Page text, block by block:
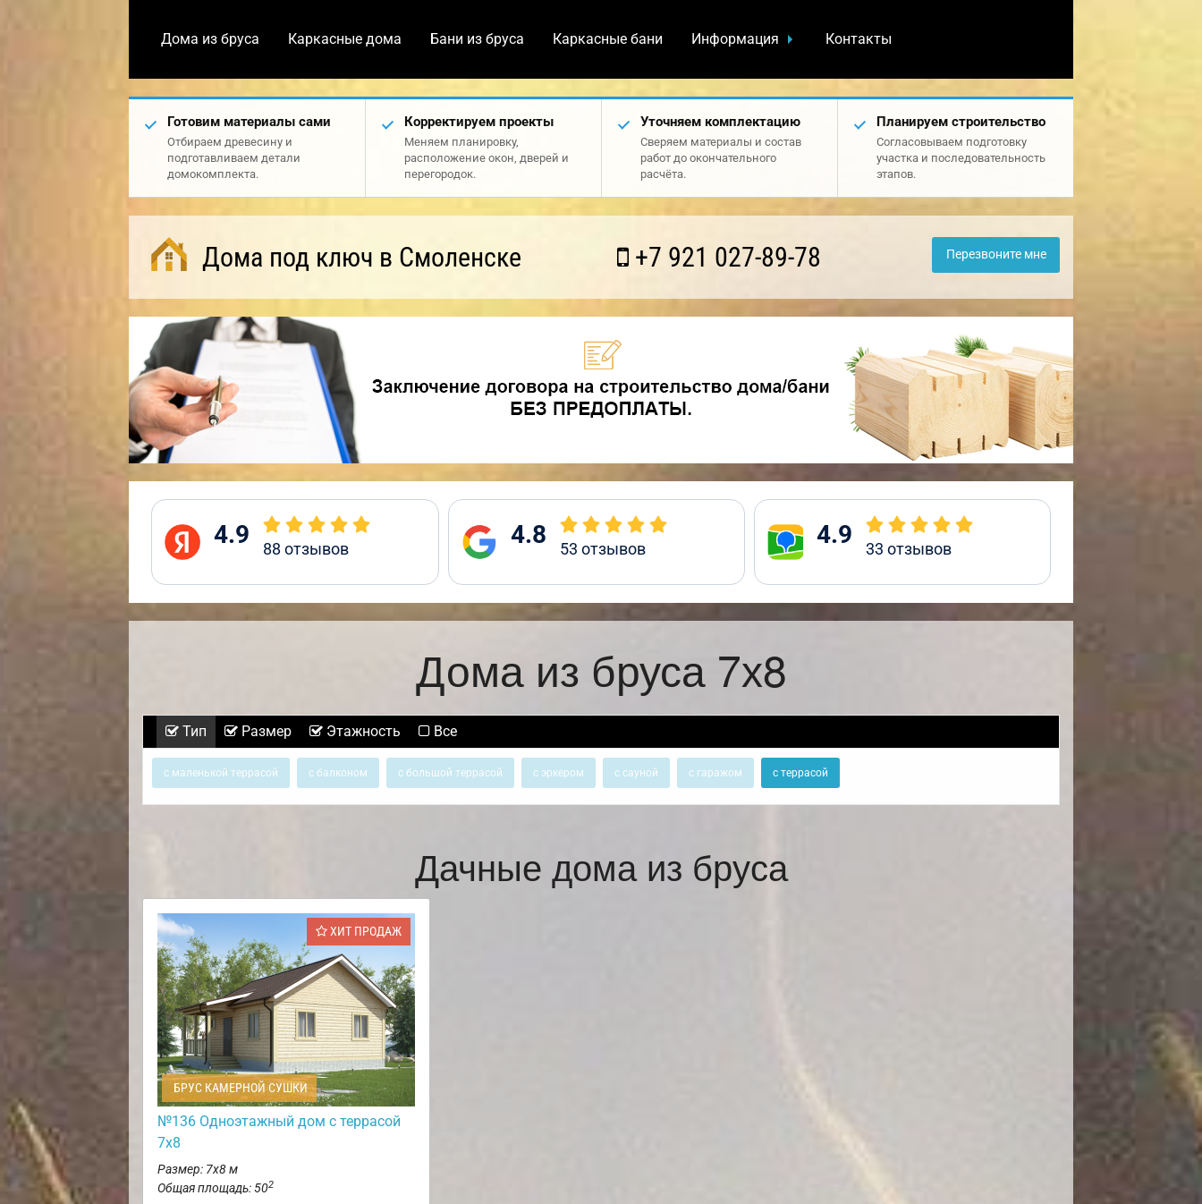
Дома из бруса Каркасные дома Бани из бруса Каркасные бани Информация Контакты
Готовим материалы сами
Отбираем древесину и
подготавливаем детали
домокомплекта.
Корректируем проекты
Меняем планировку,
расположение окон, дверей и
перегородок.
Уточняем комплектацию
Сверяем материалы и состав
работ до окончательного
расчёта.
Планируем строительство
Согласовываем подготовку
участка и последовательность
этапов.
Дома под ключ в Смоленске +7 921 027-89-78 Перезвоните мне
4.9 88 отзывов 4.8 53 отзывов 4.9 33 отзывов
Дома из бруса 7х8
Тип Размер Этажность Все
с маленькой террасой с балконом с большой террасой с эркером с сауной с гаражом с террасой
Дачные дома из бруса
ХИТ ПРОДАЖ
БРУС КАМЕРНОЙ СУШКИ
№136 Одноэтажный дом с террасой
7х8
Размер: 7х8 м
Общая площадь: 502